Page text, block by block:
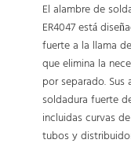
El alambre de
ER4047 está
fuerte a la llama
que elimina la
por separado.
soldadura fuerte
incluidas curvas
tubos y